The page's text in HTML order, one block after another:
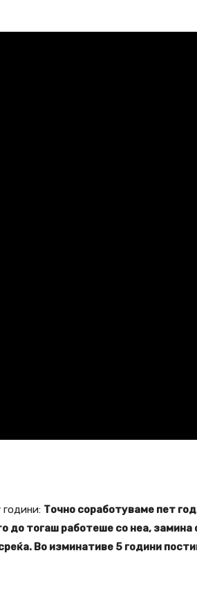
години: Точно соработуваме пет
тогаш работеше со неа, замина
Во изминативе 5 години